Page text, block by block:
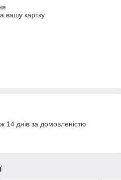
вашу картку
14 днів за домовленістю